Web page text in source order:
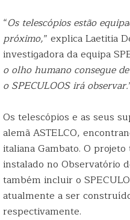
“Os telescópios estão
próximo,” explica Laetitia
investigadora da equipa
o olho humano consegue
o SPECULOOS irá observar.
Os telescópios e as seus
alemã ASTELCO,
italiana Gambato. O
instalado no Observatório
também incluir o
atualmente a ser
respectivamente.